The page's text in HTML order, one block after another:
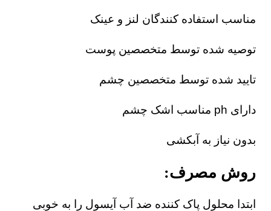
مناسب استفاده کنندگان لنز و عینک
توصیه شده توسط متخصصین پوست
تایید شده توسط متخصصین چشم
دارای ph مناسب اشک چشم
بدون نیاز به آبکشی
روش مصرف:
ابتدا محلول پاک کننده ضد آب آیسول را به خوبی